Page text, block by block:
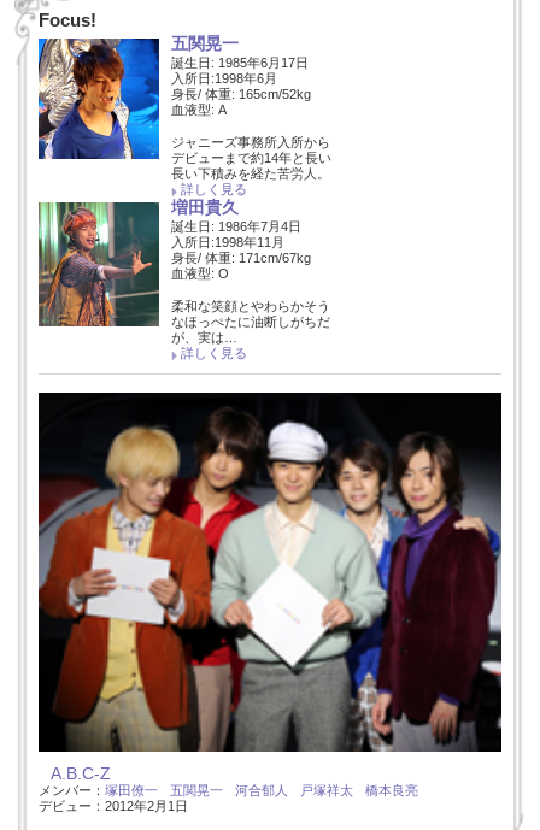
Focus!
五関晃一
誕生日: 1985年6月17日
入所日:1998年6月
身長/ 体重: 165cm/52kg
血液型: A
ジャニーズ事務所入所から
デビューまで約14年と長い
長い下積みを経た苦労人。
詳しく見る
増田貴久
誕生日: 1986年7月4日
入所日:1998年11月
身長/ 体重: 171cm/67kg
血液型: O
柔和な笑顔とやわらかそう
なほっぺたに油断しがちだ
が、実は…
詳しく見る
A.B.C-Z
メンバー： 塚田僚一 五関晃一 河合郁人 戸塚祥太
橋本良亮
デビュー：2012年2月1日